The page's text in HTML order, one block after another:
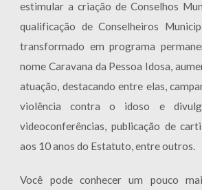
estimular a criação de Conselhos
qualificação de Conselheiros
transformado em programa
nome Caravana da Pessoa Idosa,
atuação, destacando entre elas,
violência contra o idoso e
videoconferências, publicação de
aos 10 anos do Estatuto, entre outros.
Você pode conhecer um pouco